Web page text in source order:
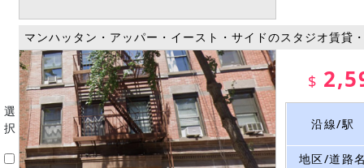
選
択
マンハッタン・アッパー・イースト・サイドのスタジオ賃貸
$
沿線/駅
地区/道路